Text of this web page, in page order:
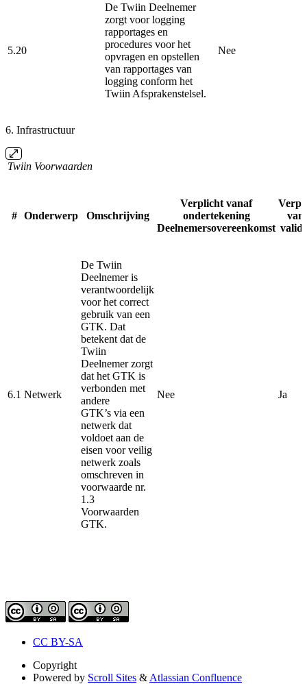
5.20
De Twiin Deelnemer
zorgt voor logging
rapportages en
procedures voor het
opvragen en opstellen
van rapportages van
logging conform het
Twiin Afsprakenstelsel.
Nee
6. Infrastructuur
Twiin Voorwaarden
# Onderwerp Omschrijving
Verplicht vanaf
ondertekening
Deelnemersovereenkomst
6.1 Netwerk
De Twiin
Deelnemer is
verantwoordelijk
voor het correct
gebruik van een
GTK. Dat
betekent dat de
Twiin
Deelnemer zorgt
dat het GTK is
verbonden met
andere
GTK’s via een
netwerk dat
voldoet aan de
eisen voor veilig
netwerk zoals
omschreven in
voorwaarde nr.
1.3
Voorwaarden
GTK.
Nee Ja
CC BY-SA
Copyright
Powered by Scroll Sites & Atlassian Confluence